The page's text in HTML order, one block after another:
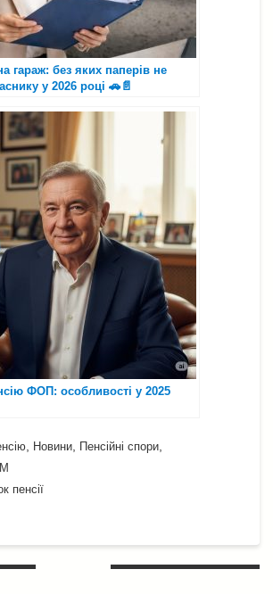
гараж: без яких паперів не
у 2026 році 🚗📄
ФОП: особливості у 2025
Новини Пенсійні спори
пенсії